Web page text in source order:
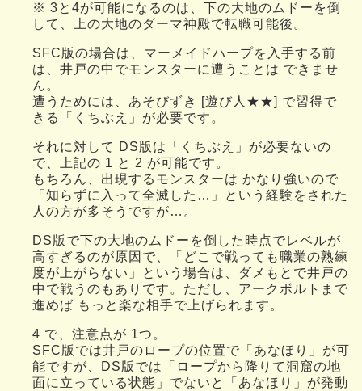
※ 3と4が可能になるのは、下の大地のムドーを倒
して、上の大地のダーマ神殿で転職可能後。
SFC版の場合は、マーメイドハープを入手する前
は、井戸の中でモンスターに遭うことは できませ
ん。
遭うためには、あそびずき [遊び人★★] で習得で
きる「くちぶえ」が必要です。
それに対して DS版は「くちぶえ」が必要ないの
で、上記の 1 と 2 が可能です。
もちろん、出現するモンスターは かなり強いので
「知らずに入って全滅した…」という経験をされた
人の方が多そうですが…。
DS版で下の大地のムドーを倒した時点でレベルが
高すぎるのが原因で、「どこで戦っても職業の熟練
度が上がらない」という場合は、ダメもとで井戸の
中で戦うのもありです。ただし、アークボルトまで
進めば もっと楽な相手で上げられます。
4 で、注意点が 1つ。
SFC版では井戸のロープの位置で「あなほり」が可
能ですが、DS版では「ロープから降りて洞窟の地
面に立っている状態」でないと「あなほり」が発動